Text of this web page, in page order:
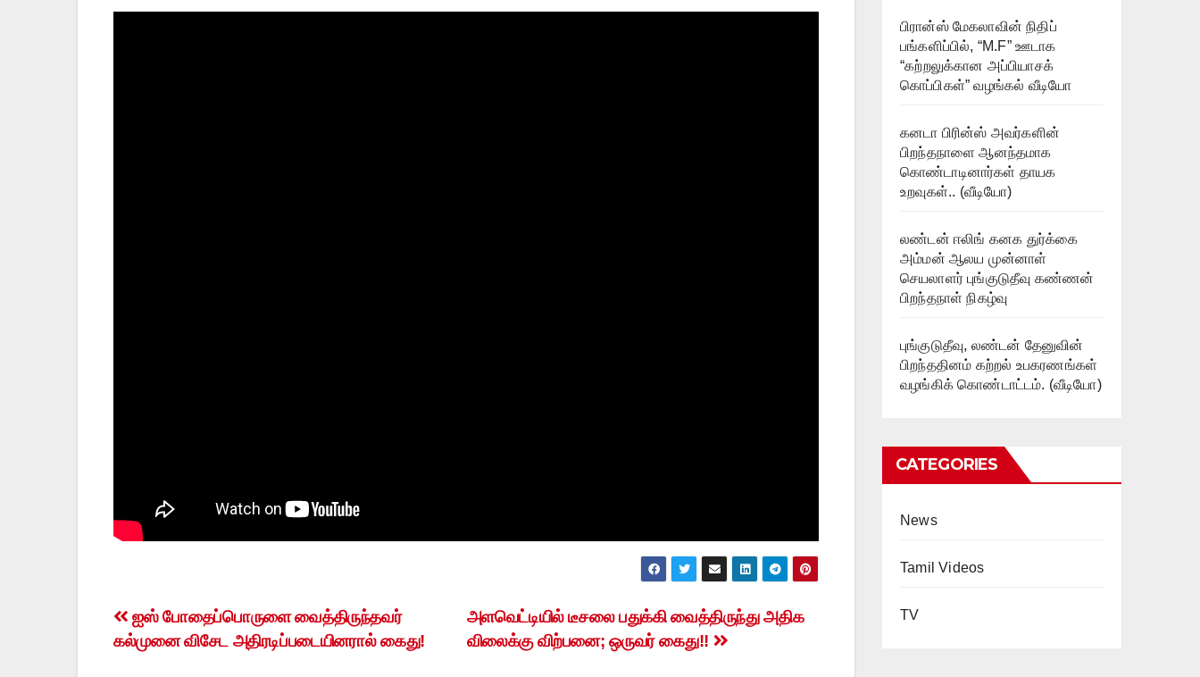
Post
navigation
அளவெட்டியில் டீசலை பதுக்கி வைத்திருந்து அதிக
விலைக்கு விற்பனை; ஒருவர் கைது!!
ஐஸ் போதைப்பொருளை வைத்திருந்தவர்
கல்முனை விசேட அதிரடிப்படையினரால் கைது!
பிரான்ஸ் மேகலாவின் நிதிப்
பங்களிப்பில், “M.F” ஊடாக
“கற்றலுக்கான அப்பியாசக்
கொப்பிகள்” வழங்கல் வீடியோ
கனடா பிரின்ஸ் அவர்களின்
பிறந்தநாளை ஆனந்தமாக
கொண்டாடினார்கள் தாயக
உறவுகள்.. (வீடியோ)
லண்டன் ஈலிங் கனக துர்க்கை
அம்மன் ஆலய முன்னாள்
செயலாளர் புங்குடுதீவு கண்ணன்
பிறந்தநாள் நிகழ்வு
புங்குடுதீவு, லண்டன் தேனுவின்
பிறந்ததினம் கற்றல் உபகரணங்கள்
வழங்கிக் கொண்டாட்டம். (வீடியோ)
CATEGORIES
News
Tamil Videos
TV